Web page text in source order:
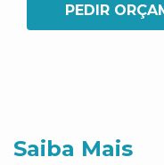
PEDIR
Saiba Mais